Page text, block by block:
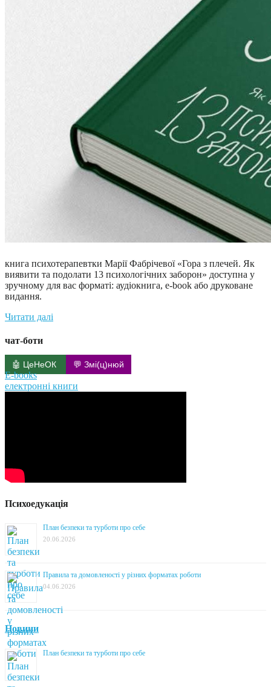
книга психотерапевтки Марії Фабрічевої «Гора з плечей. Як
виявити та подолати 13 психологічних заборон» доступна у
зручному для вас форматі: аудіокнига, e-book або друковане
видання.
Читати далі
чат-боти
🤖 ЦеНеОК 💬 Змі(ц)нюй
E-books
електронні книги
Психоедукація
План безпеки та турботи про себе
20.06.2026
Правила та домовленості у різних форматах роботи
04.06.2026
Новини
План безпеки та турботи про себе